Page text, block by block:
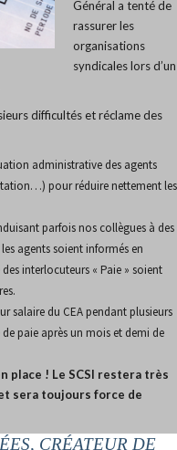
Général a tenté de
rassurer les
organisations
syndicales lors d’un
difficultés et réclame des
administrative des agents
pour réduire nettement les
parfois nos collègues à des
agents soient informés en
interlocuteurs « Paie » soient
salaire du CEA pendant plusieurs
paie après un mois et demi de
place ! Le SCSI restera très
sera toujours force de
CRÉATEUR DE